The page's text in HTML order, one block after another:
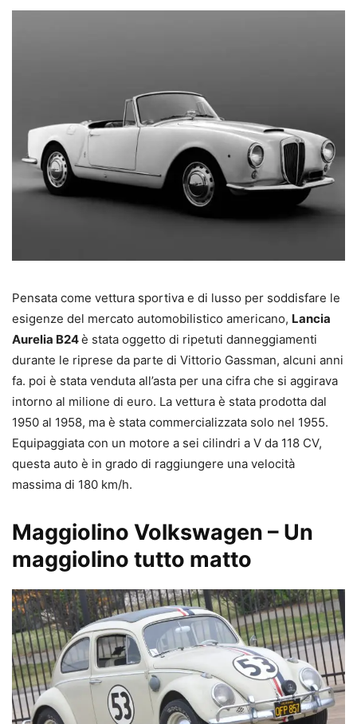
Pensata come vettura sportiva e di lusso per soddisfare le
esigenze del mercato automobilistico americano, Lancia
Aurelia B24è stata oggetto di ripetuti danneggiamenti
durante le riprese da parte di Vittorio Gassman, alcuni anni
fa. poi è stata venduta all’asta per una cifra che si aggirava
intorno al milione di euro. La vettura è stata prodotta dal
1950 al 1958, ma è stata commercializzata solo nel 1955.
Equipaggiata con un motore a sei cilindri a V da 118 CV,
questa auto è in grado di raggiungere una velocità
massima di 180 km/h.
Maggiolino Volkswagen – Un
maggiolino tutto matto